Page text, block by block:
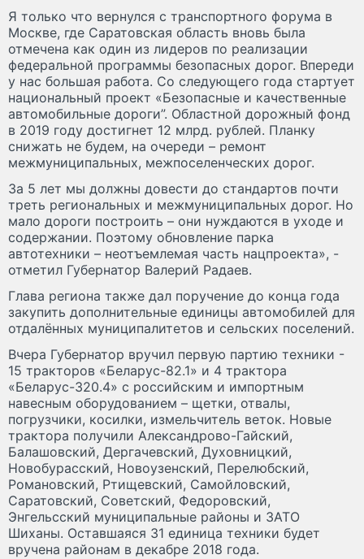
Я только что вернулся с транспортного форума в
Москве, где Саратовская область вновь была
отмечена как один из лидеров по реализации
федеральной программы безопасных дорог. Впереди
у нас большая работа. Со следующего года стартует
национальный проект «Безопасные и качественные
автомобильные дороги”. Областной дорожный фонд
в 2019 году достигнет 12 млрд. рублей. Планку
снижать не будем, на очереди – ремонт
межмуниципальных, межпоселенческих дорог.
За 5 лет мы должны довести до стандартов почти
треть региональных и межмуниципальных дорог. Но
мало дороги построить – они нуждаются в уходе и
содержании. Поэтому обновление парка
автотехники – неотъемлемая часть нацпроекта», -
отметил Губернатор Валерий Радаев.
Глава региона также дал поручение до конца года
закупить дополнительные единицы автомобилей для
отдалённых муниципалитетов и сельских поселений.
Вчера Губернатор вручил первую партию техники -
15 тракторов «Беларус-82.1» и 4 трактора
«Беларус-320.4» с российским и импортным
навесным оборудованием – щетки, отвалы,
погрузчики, косилки, измельчитель веток. Новые
трактора получили Александрово-Гайский,
Балашовский, Дергачевский, Духовницкий,
Новобурасский, Новоузенский, Перелюбский,
Романовский, Ртищевский, Самойловский,
Саратовский, Советский, Федоровский,
Энгельсский муниципальные районы и ЗАТО
Шиханы. Оставшаяся 31 единица техники будет
вручена районам в декабре 2018 года.